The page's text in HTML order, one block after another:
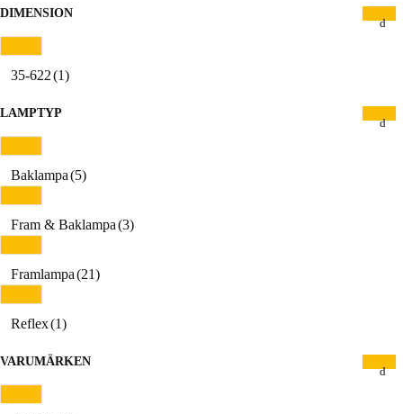
DIMENSION
35-622(1)
LAMPTYP
Baklampa(5)
Fram & Baklampa(3)
Framlampa(21)
Reflex(1)
VARUMÄRKEN